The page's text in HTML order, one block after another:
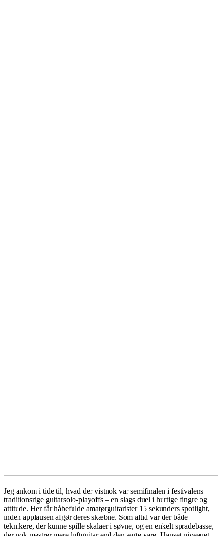
Jeg ankom i tide til, hvad der vistnok var semifinalen i festivalens
traditionsrige guitarsolo-playoffs – en slags duel i hurtige fingre og
attitude. Her får håbefulde amatørguitarister 15 sekunders spotlight,
inden applausen afgør deres skæbne. Som altid var der både
teknikere, der kunne spille skalaer i søvne, og en enkelt spradebasse,